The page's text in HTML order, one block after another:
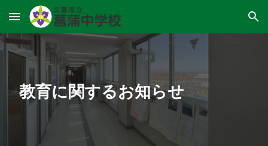
Skip to main content Skip to navigation
教育に関するお知らせ